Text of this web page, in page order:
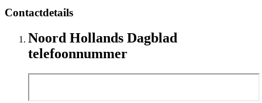
Contactdetails
Noord Hollands Dagblad
telefoonnummer